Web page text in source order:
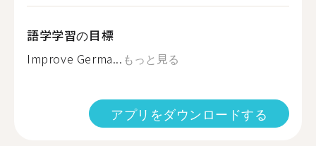
語学学習の目標
Improve Germa... もっと見る
アプリをダウンロードする